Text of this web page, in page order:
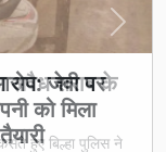
जेवी पर
को मिला
Next